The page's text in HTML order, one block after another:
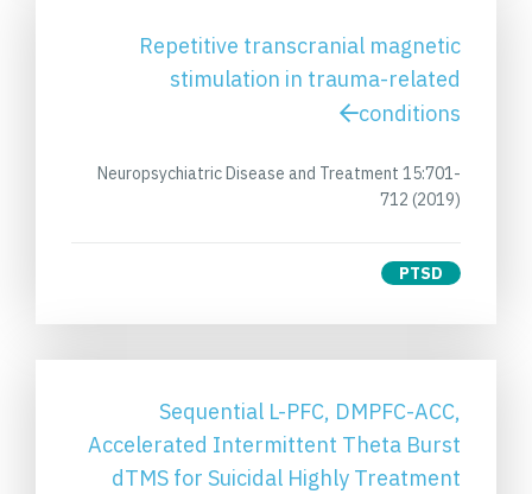
Repetitive transcranial magnetic
stimulation in trauma-related
conditions
Neuropsychiatric Disease and Treatment 15:701-
712 (2019)
PTSD
Sequential L-PFC, DMPFC-ACC,
Accelerated Intermittent Theta Burst
dTMS for Suicidal Highly Treatment